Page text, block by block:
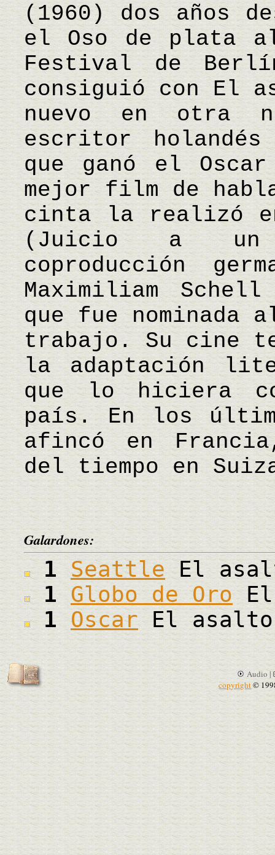
(1960) dos años
el Oso de plata
Festival de
consiguió con El
nuevo en otra
escritor
que ganó el
mejor film de
cinta la realizó en
(Juicio a un
coproducción
Maximiliam
que fue nominada
trabajo. Su cine
la adaptación
que lo hiciera
país. En los
afincó en
del tiempo en
Galardones:
1SeattleEl
1Globo de OroEl
1OscarEl
Audio |
copyright©